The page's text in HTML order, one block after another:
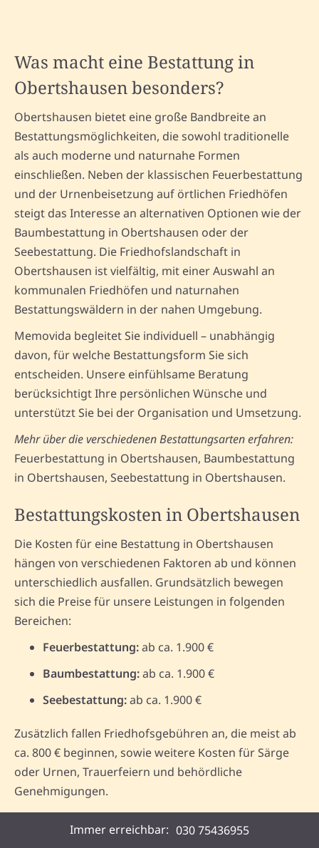
Was macht eine Bestattung in
Obertshausen besonders?
Obertshausen bietet eine große Bandbreite an
Bestattungsmöglichkeiten, die sowohl traditionelle
als auch moderne und naturnahe Formen
einschließen. Neben der klassischen Feuerbestattung
und der Urnenbeisetzung auf örtlichen Friedhöfen
steigt das Interesse an alternativen Optionen wie der
Baumbestattung in Obertshausen oder der
Seebestattung. Die Friedhofslandschaft in
Obertshausen ist vielfältig, mit einer Auswahl an
kommunalen Friedhöfen und naturnahen
Bestattungswäldern in der nahen Umgebung.
Memovida begleitet Sie individuell – unabhängig
davon, für welche Bestattungsform Sie sich
entscheiden. Unsere einfühlsame Beratung
berücksichtigt Ihre persönlichen Wünsche und
unterstützt Sie bei der Organisation und Umsetzung.
Mehr über die verschiedenen Bestattungsarten erfahren:
Feuerbestattung in Obertshausen, Baumbestattung
in Obertshausen, Seebestattung in Obertshausen.
Bestattungskosten in Obertshausen
Die Kosten für eine Bestattung in Obertshausen
hängen von verschiedenen Faktoren ab und können
unterschiedlich ausfallen. Grundsätzlich bewegen
sich die Preise für unsere Leistungen in folgenden
Bereichen:
Feuerbestattung:ab ca. 1.900 €
Baumbestattung:ab ca. 1.900 €
Seebestattung:ab ca. 1.900 €
Zusätzlich fallen Friedhofsgebühren an, die meist ab
ca. 800 € beginnen, sowie weitere Kosten für Särge
oder Urnen, Trauerfeiern und behördliche
Genehmigungen.
Detaillierte Informationen zu den Kosten finden Sie auf
unserer Seite zu denBestattungskostenundPreisen
Immer erreichbar: 030 75436955